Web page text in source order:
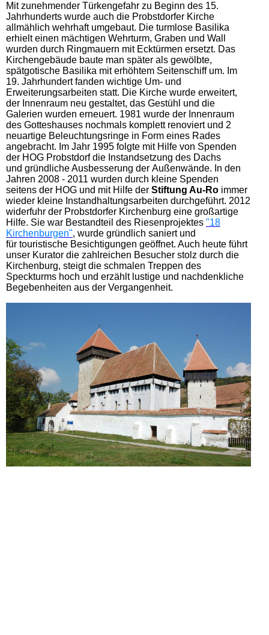
Mit zunehmender Türkengefahr zu Beginn des 15.
Jahrhunderts wurde auch die Probstdorfer Kirche
allmählich wehrhaft umgebaut. Die turmlose Basilika
erhielt einen mächtigen Wehrturm, Graben und Wall
wurden durch Ringmauern mit Ecktürmen ersetzt. Das
Kirchengebäude baute man später als gewölbte,
spätgotische Basilika mit erhöhtem Seitenschiff um. Im
19. Jahrhundert fanden wichtige Um- und
Erweiterungsarbeiten statt. Die Kirche wurde erweitert,
der Innenraum neu gestaltet, das Gestühl und die
Galerien wurden erneuert. 1981 wurde der Innenraum
des Gotteshauses nochmals komplett renoviert und 2
neuartige Beleuchtungsringe in Form eines Rades
angebracht. Im Jahr 1995 folgte mit Hilfe von Spenden
der HOG Probstdorf die Instandsetzung des Dachs
und gründliche Ausbesserung der Außenwände. In den
Jahren 2008 - 2011 wurden durch kleine Spenden
seitens der HOG und mit Hilfe der Stiftung Au-Ro immer
wieder kleine Instandhaltungsarbeiten durchgeführt. 2012
widerfuhr der Probstdorfer Kirchenburg eine großartige
Hilfe. Sie war Bestandteil des Riesenprojektes "18
Kirchenburgen", wurde gründlich saniert und
für touristische Besichtigungen geöffnet. Auch heute führt
unser Kurator die zahlreichen Besucher stolz durch die
Kirchenburg, steigt die schmalen Treppen des
Speckturms hoch und erzählt lustige und nachdenkliche
Begebenheiten aus der Vergangenheit.